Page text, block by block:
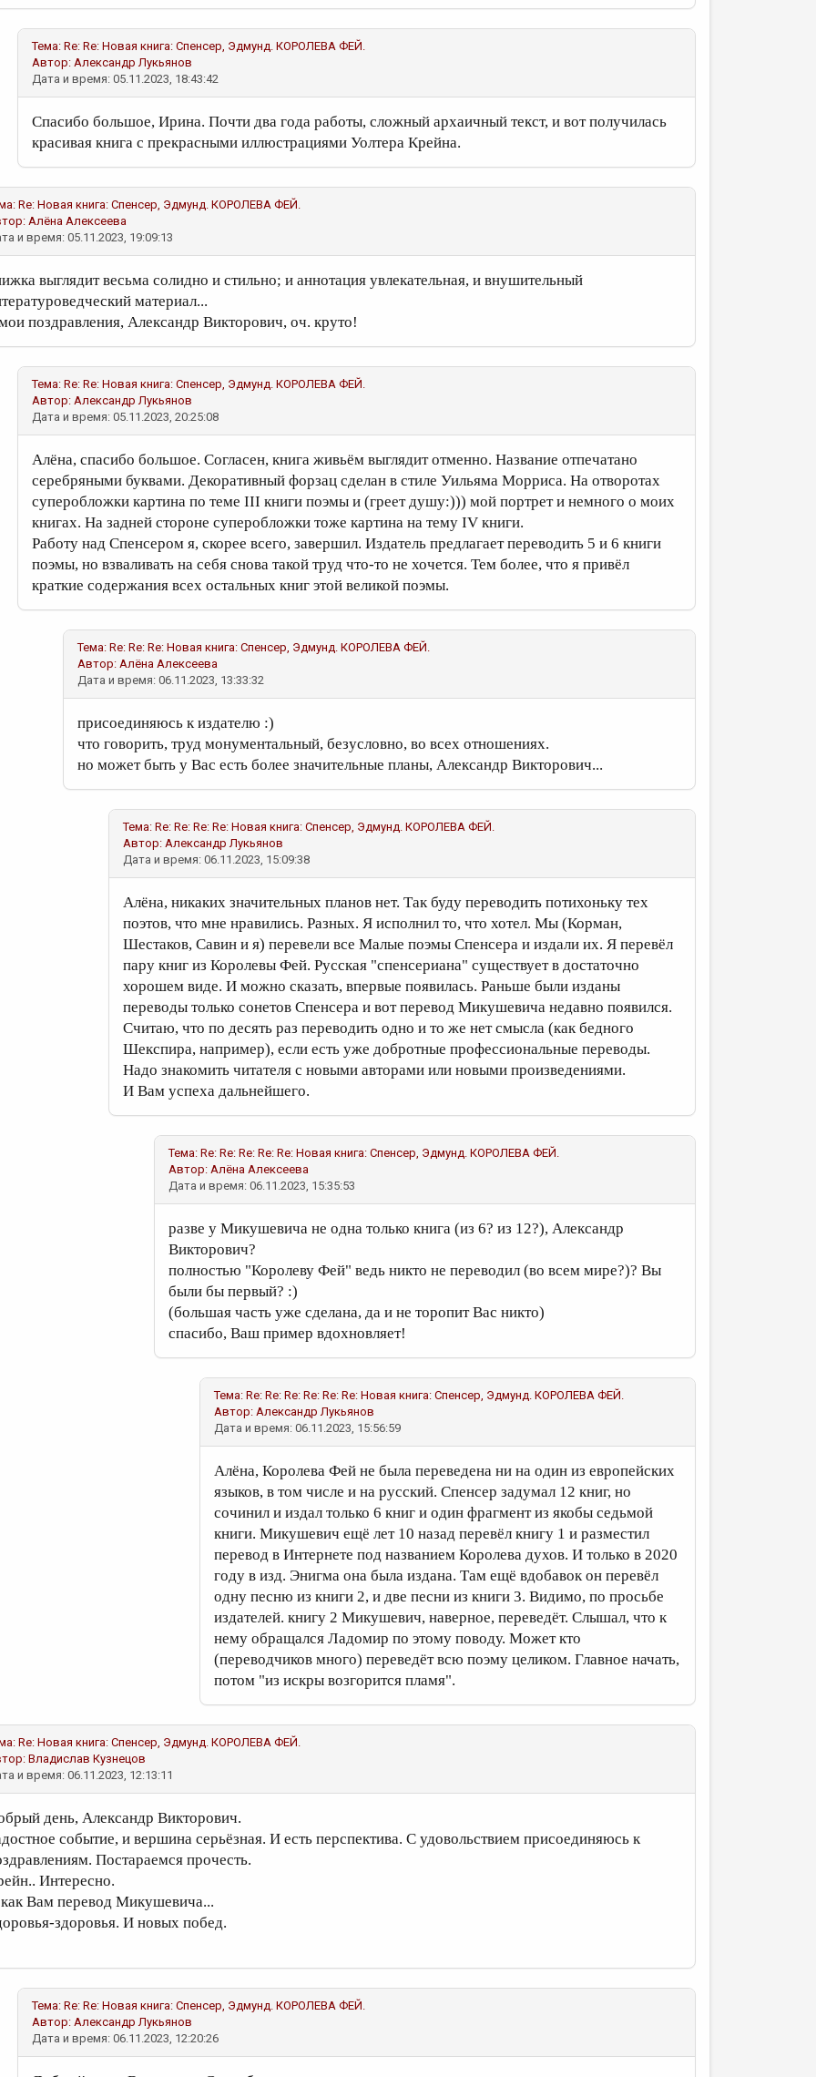
Тема: Re: Re: Новая книга: Спенсер, Эдмунд. КОРОЛЕВА ФЕЙ.
Автор: Александр Лукьянов
Дата и время: 05.11.2023, 18:43:42
Спасибо большое, Ирина. Почти два года работы, сложный архаичный текст, и вот получилась
красивая книга с прекрасными иллюстрациями Уолтера Крейна.
Re: Новая книга: Спенсер, Эдмунд. КОРОЛЕВА ФЕЙ.
Алёна Алексеева
и время: 05.11.2023, 19:09:13
выглядит весьма солидно и стильно; и аннотация увлекательная, и внушительный
материал...
поздравления, Александр Викторович, оч. круто!
Тема: Re: Re: Новая книга: Спенсер, Эдмунд. КОРОЛЕВА ФЕЙ.
Автор: Александр Лукьянов
Дата и время: 05.11.2023, 20:25:08
Алёна, спасибо большое. Согласен, книга живьём выглядит отменно. Название отпечатано
серебряными буквами. Декоративный форзац сделан в стиле Уильяма Морриса. На отворотах
суперобложки картина по теме III книги поэмы и (греет душу:))) мой портрет и немного о моих
книгах. На задней стороне суперобложки тоже картина на тему IV книги.
Работу над Спенсером я, скорее всего, завершил. Издатель предлагает переводить 5 и 6 книги
поэмы, но взваливать на себя снова такой труд что-то не хочется. Тем более, что я привёл
краткие содержания всех остальных книг этой великой поэмы.
Тема: Re: Re: Re: Новая книга: Спенсер, Эдмунд. КОРОЛЕВА ФЕЙ.
Автор: Алёна Алексеева
Дата и время: 06.11.2023, 13:33:32
присоединяюсь к издателю :)
что говорить, труд монументальный, безусловно, во всех отношениях.
но может быть у Вас есть более значительные планы, Александр Викторович...
Тема: Re: Re: Re: Re: Новая книга: Спенсер, Эдмунд. КОРОЛЕВА ФЕЙ.
Автор: Александр Лукьянов
Дата и время: 06.11.2023, 15:09:38
Алёна, никаких значительных планов нет. Так буду переводить потихоньку тех
поэтов, что мне нравились. Разных. Я исполнил то, что хотел. Мы (Корман,
Шестаков, Савин и я) перевели все Малые поэмы Спенсера и издали их. Я перевёл
пару книг из Королевы Фей. Русская "спенсериана" существует в достаточно
хорошем виде. И можно сказать, впервые появилась. Раньше были изданы
переводы только сонетов Спенсера и вот перевод Микушевича недавно появился.
Считаю, что по десять раз переводить одно и то же нет смысла (как бедного
Шекспира, например), если есть уже добротные профессиональные переводы.
Надо знакомить читателя с новыми авторами или новыми произведениями.
И Вам успеха дальнейшего.
Тема: Re: Re: Re: Re: Re: Новая книга: Спенсер, Эдмунд. КОРОЛЕВА ФЕЙ.
Автор: Алёна Алексеева
Дата и время: 06.11.2023, 15:35:53
разве у Микушевича не одна только книга (из 6? из 12?), Александр
Викторович?
полностью "Королеву Фей" ведь никто не переводил (во всем мире?)? Вы
были бы первый? :)
(большая часть уже сделана, да и не торопит Вас никто)
спасибо, Ваш пример вдохновляет!
Тема: Re: Re: Re: Re: Re: Re: Новая книга: Спенсер, Эдмунд. КОРОЛЕВА ФЕЙ.
Автор: Александр Лукьянов
Дата и время: 06.11.2023, 15:56:59
Алёна, Королева Фей не была переведена ни на один из европейских
языков, в том числе и на русский. Спенсер задумал 12 книг, но
сочинил и издал только 6 книг и один фрагмент из якобы седьмой
книги. Микушевич ещё лет 10 назад перевёл книгу 1 и разместил
перевод в Интернете под названием Королева духов. И только в 2020
году в изд. Энигма она была издана. Там ещё вдобавок он перевёл
одну песню из книги 2, и две песни из книги 3. Видимо, по просьбе
издателей. книгу 2 Микушевич, наверное, переведёт. Слышал, что к
нему обращался Ладомир по этому поводу. Может кто
(переводчиков много) переведёт всю поэму целиком. Главное начать,
потом "из искры возгорится пламя".
Re: Новая книга: Спенсер, Эдмунд. КОРОЛЕВА ФЕЙ.
Владислав Кузнецов
и время: 06.11.2023, 12:13:11
день, Александр Викторович.
событие, и вершина серьёзная. И есть перспектива. С удовольствием присоединяюсь к
Постараемся прочесть.
Интересно.
Вам перевод Микушевича...
здоровья. И новых побед.
Тема: Re: Re: Новая книга: Спенсер, Эдмунд. КОРОЛЕВА ФЕЙ.
Автор: Александр Лукьянов
Дата и время: 06.11.2023, 12:20:26